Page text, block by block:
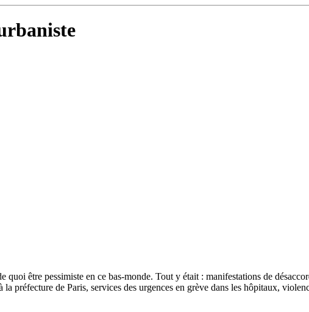
être pessimiste en ce bas-monde. Tout y était : manifestations de
préfecture de Paris, services des urgences en grève dans les hôpitaux,